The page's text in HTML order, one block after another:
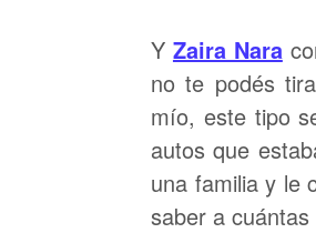
Y Zaira Nara
no te podés
mío, este tipo
autos que
una familia y le
saber a